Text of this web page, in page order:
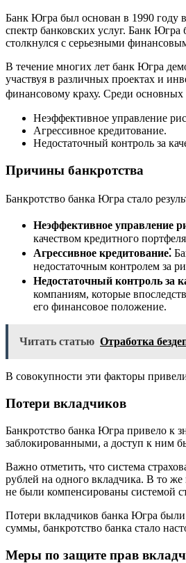
Банк Югра был основан в 1990 году
спектр банковских услуг. Банк Югра
столкнулся с серьезными
В течение многих лет банк Югра
участвуя в различных проектах и
финансовому краху. Среди
Неэффективное управление
Агрессивное кредитование.
Недостаточный контроль за
Причины банкротства
Банкротство банка Югра стало
Неэффективное управление
качеством кредитного
Агрессивное кредитование⁚
недостаточным контролем за
Недостаточный контроль за
компаниям, которые
его финансовое положение.
Читать статью Отработка
В совокупности эти факторы
Потери вкладчиков
Банкротство банка Югра привело к
заблокированными, а доступ к ним
Важно отметить, что система
рублей на одного вкладчика. В то
не были компенсированы системой
Потери вкладчиков банка Югра были
суммы, банкротство банка стало
Меры по защите прав